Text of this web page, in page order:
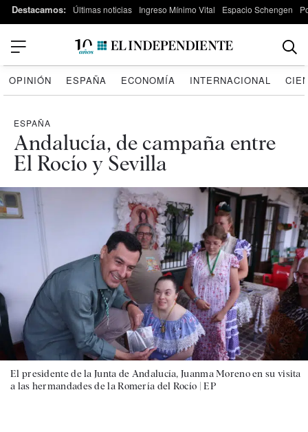
Destacamos: Últimas noticias Ingreso Mínimo Vital Espacio Schengen
OPINIÓN ESPAÑA ECONOMÍA INTERNACIONAL
ESPAÑA
Andalucía, de campaña entre
El Rocío y Sevilla
El presidente de la Junta de Andalucía, Juanma Moreno en su visita
a las hermandades de la Romería del Rocío |EP